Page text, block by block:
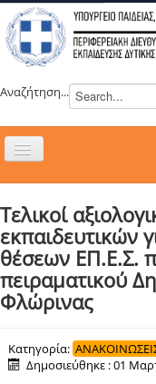
Αναζήτηση...
Εναλλαγή
ΝΕΑ
ΣΥΜΒΟΥΛΙΑ
ΕΥΡΩΠΑΪΚΑ
ΜΑΘΗΤΕΙΑ
ΔΡΑΣΕΙΣ
ΕΠΙΚΟΙΝΩΝΙΑ
Τελικοί
εκπαιδευτικών
θέσεων ΕΠ.Ε.Σ.
πειραματικού
Φλώρινας
Κατηγορία:
Δημοσιεύθηκε : 01